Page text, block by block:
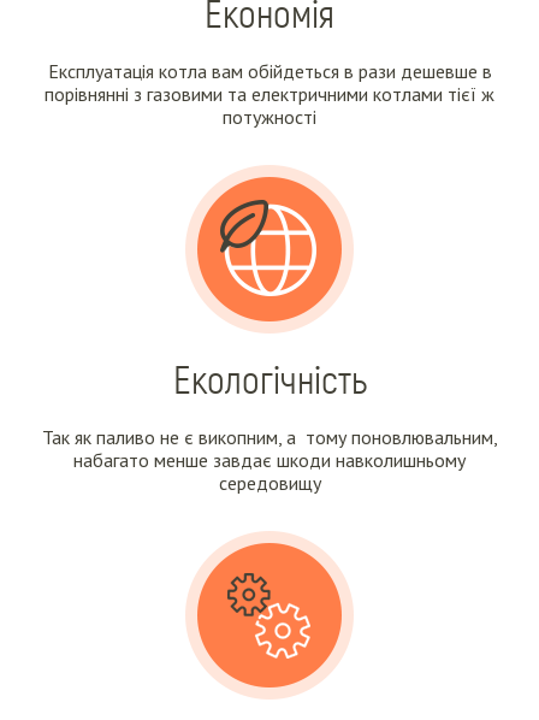
Економія
Експлуатація котла вам обійдеться в рази дешевше в
порівнянні з газовими та електричними котлами тієї ж
потужності
Екологічність
Так як паливо не є викопним, а тому поновлювальним,
набагато менше завдає шкоди навколишньому
середовищу